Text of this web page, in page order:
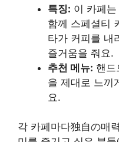
특징: 이 카페
함께 스페셜티
타가 커피를 내
즐거움을 줘요.
추천 메뉴: 핸드
을 제대로 느끼
요.
각 카페마다独自の매